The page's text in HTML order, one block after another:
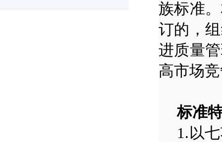
族标准
订的，
进质量
高市场
标准
1.以